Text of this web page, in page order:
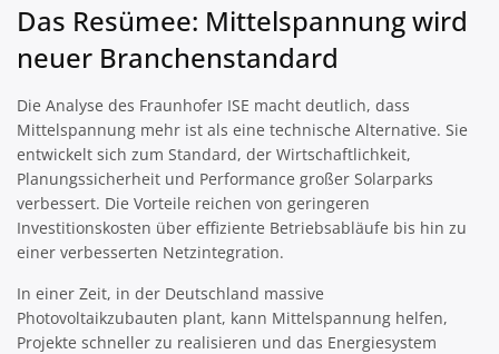
Das Resümee: Mittelspannung wird
neuer Branchenstandard
Die Analyse des Fraunhofer ISE macht deutlich, dass
Mittelspannung mehr ist als eine technische Alternative. Sie
entwickelt sich zum Standard, der Wirtschaftlichkeit,
Planungssicherheit und Performance großer Solarparks
verbessert. Die Vorteile reichen von geringeren
Investitionskosten über effiziente Betriebsabläufe bis hin zu
einer verbesserten Netzintegration.
In einer Zeit, in der Deutschland massive
Photovoltaikzubauten plant, kann Mittelspannung helfen,
Projekte schneller zu realisieren und das Energiesystem